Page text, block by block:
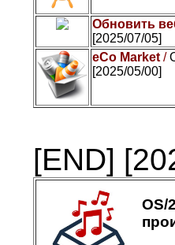
Обновить
[2025/07/05]
eCo Market /
[2025/05/00]
[END]